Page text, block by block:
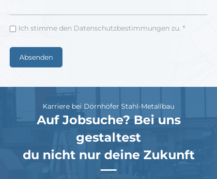
Ich stimme den Datenschutzbestimmungen zu. *
Karriere bei Dörnhöfer Stahl-Metallbau
Auf Jobsuche? Bei uns
gestaltest
du nicht nur deine Zukunft